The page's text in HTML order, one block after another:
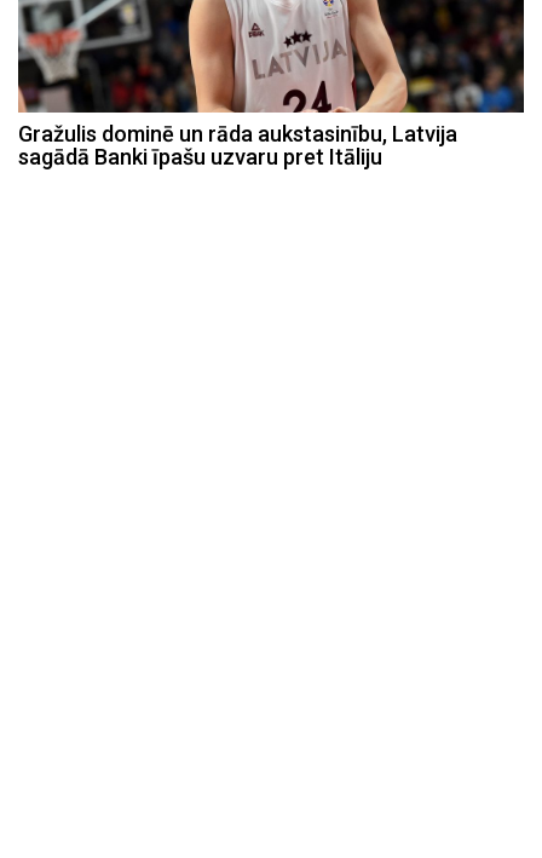
Gražulis dominē un rāda aukstasinību, Latvija
sagādā Banki īpašu uzvaru pret Itāliju